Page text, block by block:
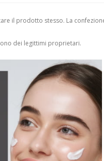
il prodotto stesso. La
dei legittimi proprietari.